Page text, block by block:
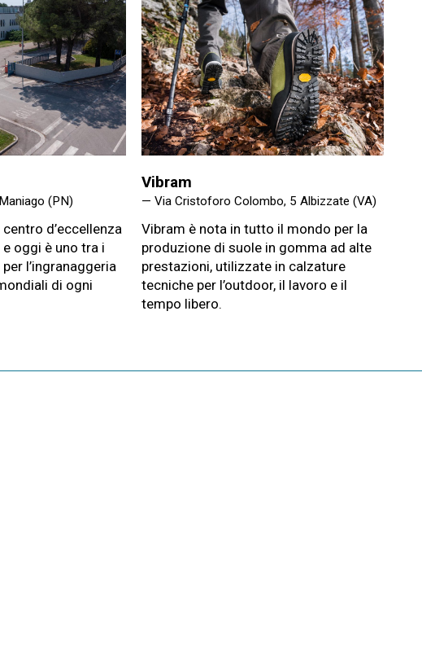
(PN)
d’eccellenza
oggi è uno tra i
l’ingranaggeria
di ogni
Vibram
— Via Cristoforo Colombo, 5 Albizzate (VA)
Vibram è nota in tutto il mondo per la
produzione di suole in gomma ad alte
prestazioni, utilizzate in calzature
tecniche per l’outdoor, il lavoro e il
tempo libero.